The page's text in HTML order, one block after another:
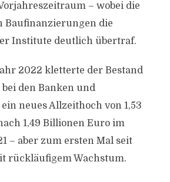
– wobei die
Baufinanzierungen die
Institute deutlich übertraf.
2022 kletterte der Bestand
den Banken und
neues Allzeithoch von 1,53
1,49 Billionen Euro im
– aber zum ersten Mal seit
rückläufigem Wachstum.